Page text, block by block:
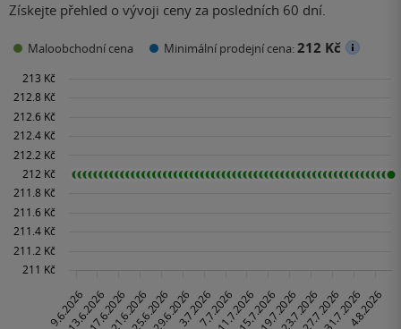
Získejte přehled o vývoji ceny za posledních 60 dní.
Maloobchodní cena Minimální prodejní cena:212 Kč